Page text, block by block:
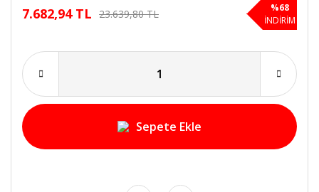
7.682,94 TL 23.639,80 TL
%68
İNDİRİM
Sepete Ekle